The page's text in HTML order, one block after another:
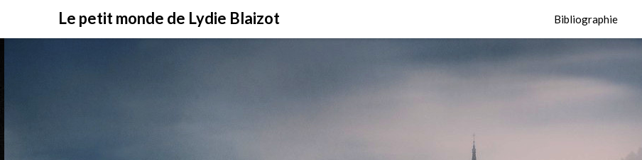
Le petit monde de Lydie Blaizot Bibliographie